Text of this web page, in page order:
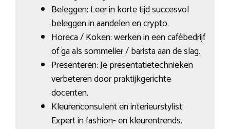
Beleggen: Leer in korte tijd succesvol
beleggen in aandelen en crypto.
Horeca / Koken: werken in een cafébedrijf
of ga als sommelier / barista aan de slag.
Presenteren: Je presentatietechnieken
verbeteren door praktijkgerichte
docenten.
Kleurenconsulent en interieurstylist:
Expert in fashion- en kleurentrends.